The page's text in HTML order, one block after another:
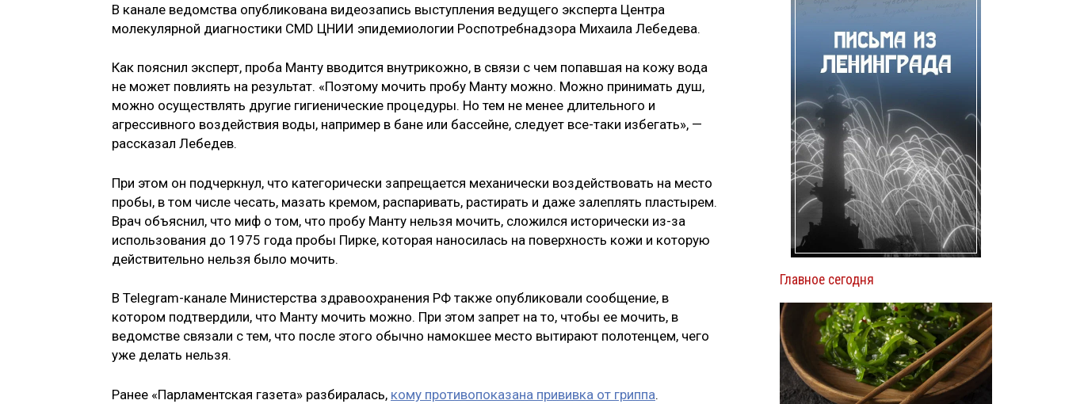
В канале ведомства опубликована видеозапись выступления ведущего эксперта Центра
молекулярной диагностики CMD ЦНИИ эпидемиологии Роспотребнадзора Михаила Лебедева.
Как пояснил эксперт, проба Манту вводится внутрикожно, в связи с чем попавшая на кожу вода
не может повлиять на результат. «Поэтому мочить пробу Манту можно. Можно принимать душ,
можно осуществлять другие гигиенические процедуры. Но тем не менее длительного и
агрессивного воздействия воды, например в бане или бассейне, следует все-таки избегать», —
рассказал Лебедев.
При этом он подчеркнул, что категорически запрещается механически воздействовать на место
пробы, в том числе чесать, мазать кремом, распаривать, растирать и даже залеплять пластырем.
Врач объяснил, что миф о том, что пробу Манту нельзя мочить, сложился исторически из-за
использования до 1975 года пробы Пирке, которая наносилась на поверхность кожи и которую
действительно нельзя было мочить.
В Telegram-канале Министерства здравоохранения РФ также опубликовали сообщение, в
котором подтвердили, что Манту мочить можно. При этом запрет на то, чтобы ее мочить, в
ведомстве связали с тем, что после этого обычно намокшее место вытирают полотенцем, чего
уже делать нельзя.
Ранее «Парламентская газета» разбиралась, кому противопоказана прививка от гриппа.
Главное сегодня